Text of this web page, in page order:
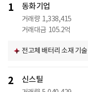
1 동화기업
거래량 1,338,415
거래대금 105.2억
전고체 배터리 소재 기
2 신스틸